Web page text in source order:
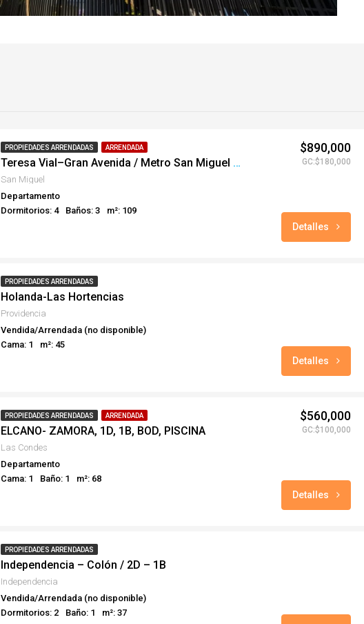
PROPIEDADES ARRENDADAS ARRENDADA
Teresa Vial–Gran Avenida / Metro San Miguel 4D · 2,5B · Bod. y Est.
San Miguel
Departamento
Dormitorios: 4
Baños: 3 m²: 109
$890,000
GC:$180,000
Detalles
PROPIEDADES ARRENDADAS
Holanda-Las Hortencias
Providencia
Vendida/Arrendada (no disponible)
Cama: 1
m²: 45
Detalles
PROPIEDADES ARRENDADAS ARRENDADA
ELCANO- ZAMORA, 1D, 1B, BOD, PISCINA
Las Condes
Departamento
Cama: 1
Baño: 1 m²: 68
$560,000
GC:$100,000
Detalles
PROPIEDADES ARRENDADAS
Independencia – Colón / 2D – 1B
Independencia
Vendida/Arrendada (no disponible)
Dormitorios: 2
Baño: 1 m²: 37